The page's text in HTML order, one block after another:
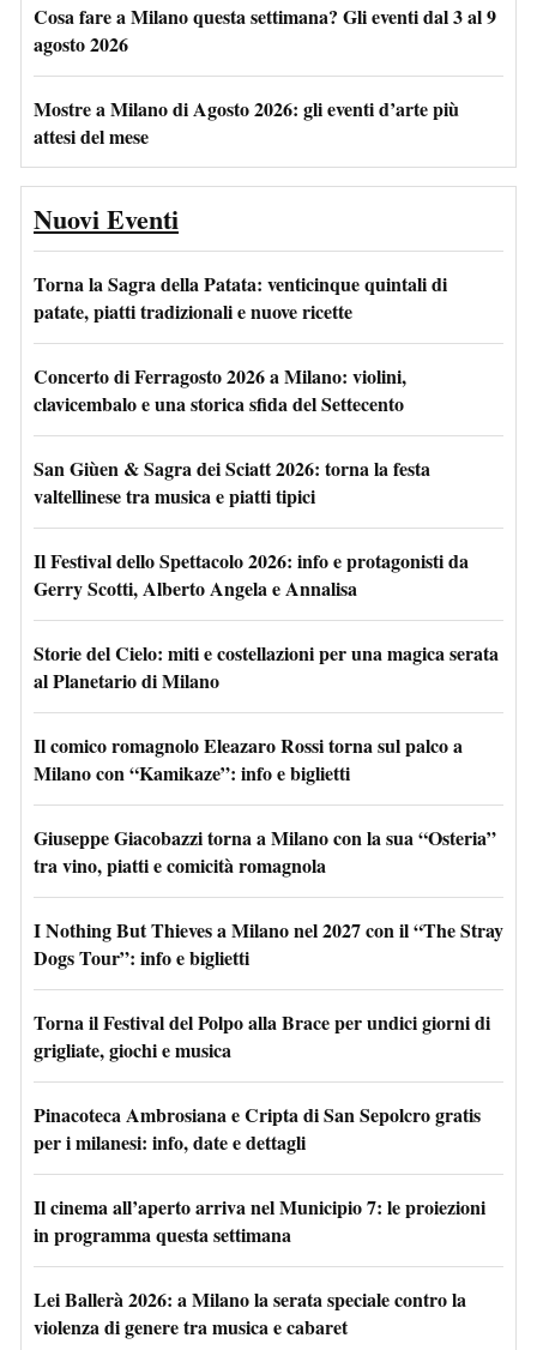
Cosa fare a Milano questa settimana? Gli eventi dal 3 al 9
agosto 2026
Mostre a Milano di Agosto 2026: gli eventi d’arte più
attesi del mese
Nuovi Eventi
Torna la Sagra della Patata: venticinque quintali di
patate, piatti tradizionali e nuove ricette
Concerto di Ferragosto 2026 a Milano: violini,
clavicembalo e una storica sfida del Settecento
San Giùen & Sagra dei Sciatt 2026: torna la festa
valtellinese tra musica e piatti tipici
Il Festival dello Spettacolo 2026: info e protagonisti da
Gerry Scotti, Alberto Angela e Annalisa
Storie del Cielo: miti e costellazioni per una magica serata
al Planetario di Milano
Il comico romagnolo Eleazaro Rossi torna sul palco a
Milano con “Kamikaze”: info e biglietti
Giuseppe Giacobazzi torna a Milano con la sua “Osteria”
tra vino, piatti e comicità romagnola
I Nothing But Thieves a Milano nel 2027 con il “The Stray
Dogs Tour”: info e biglietti
Torna il Festival del Polpo alla Brace per undici giorni di
grigliate, giochi e musica
Pinacoteca Ambrosiana e Cripta di San Sepolcro gratis
per i milanesi: info, date e dettagli
Il cinema all’aperto arriva nel Municipio 7: le proiezioni
in programma questa settimana
Lei Ballerà 2026: a Milano la serata speciale contro la
violenza di genere tra musica e cabaret